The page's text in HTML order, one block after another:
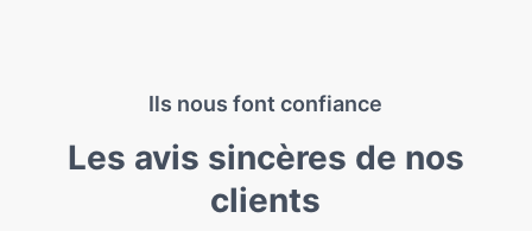
Ils nous font confiance
Les avis sincères de nos
clients